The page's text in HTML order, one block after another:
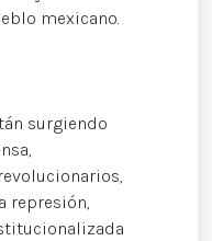
mexicano.
surgiendo
represión,